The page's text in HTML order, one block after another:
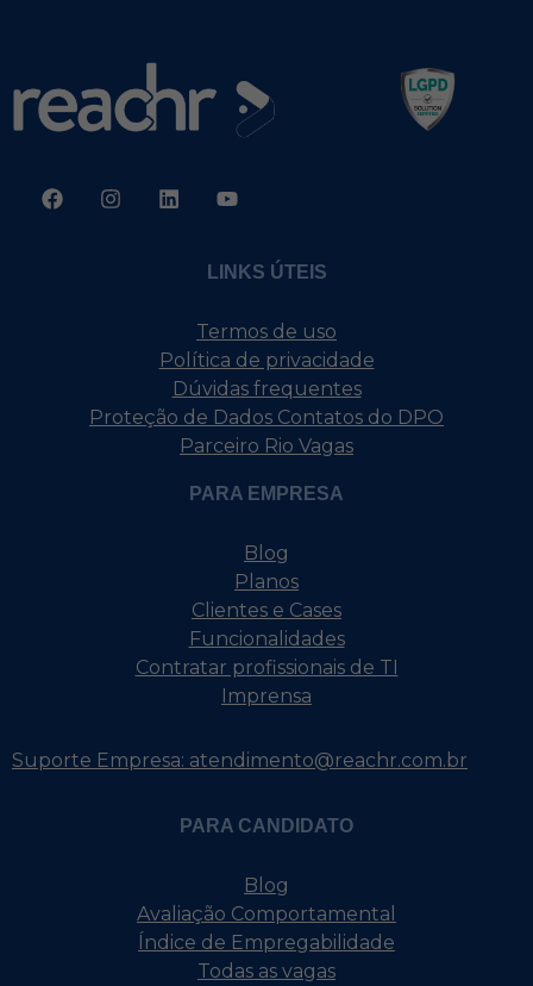
LINKS ÚTEIS
Termos de uso
Política de privacidade
Dúvidas frequentes
Proteção de Dados Contatos do DPO
Parceiro Rio Vagas
PARA EMPRESA
Blog
Planos
Clientes e Cases
Funcionalidades
Contratar profissionais de TI
Imprensa
Suporte Empresa: atendimento@reachr.com.br
PARA CANDIDATO
Blog
Avaliação Comportamental
Índice de Empregabilidade
Todas as vagas